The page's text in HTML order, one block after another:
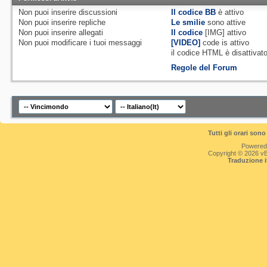
soggetti
della
Società
collaboratori
collaboratori
titolo,
iniziativa.
PRODOTTI
Non puoi inserire discussioni
Non puoi inserire repliche
Non puoi inserire allegati
Non puoi modificare i tuoi messaggi
Il codice BB èattivo
Le smilie sono attive
Il codice [IMG]attivo
[VIDEO] code isattivo
il codice HTML è
Regole del Forum
Tutti gli orari
Copyright © 2026
Traduzione